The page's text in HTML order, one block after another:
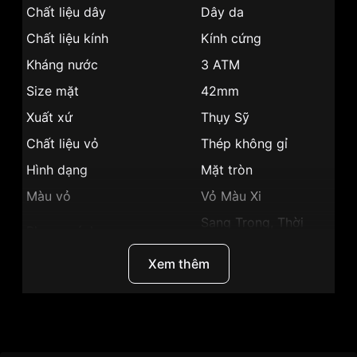
Chất liệu dây
Dây da
Chất liệu kính
Kính cứng
Kháng nước
3 ATM
Size mặt
42mm
Xuất xứ
Thụy Sỹ
Chất liệu vỏ
Thép không gỉ
Hình dạng
Mặt tròn
Màu vỏ
Vỏ Màu Xi
Sang Trọng, Thời
Trang
Chronograph, Giây,
Giờ, Ngày, Phút
Xem thêm